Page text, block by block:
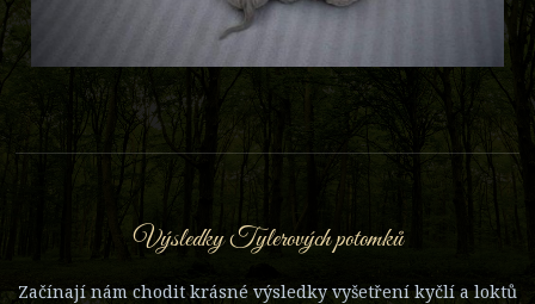
Výsledky Tylerových potomků
Začínají nám chodit krásné výsledky vyšetření kyčlí a loktů